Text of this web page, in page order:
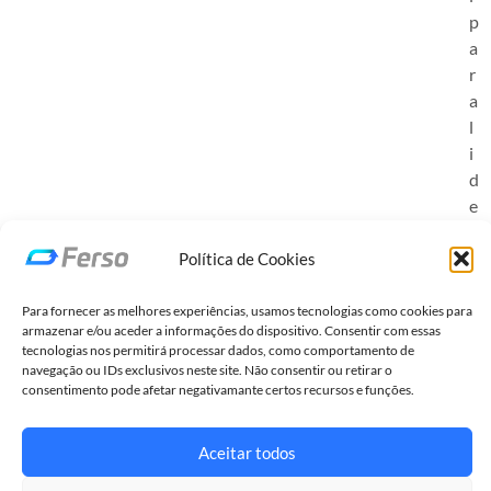
Política de Cookies
Para fornecer as melhores experiências, usamos tecnologias como cookies para
armazenar e/ou aceder a informações do dispositivo. Consentir com essas
tecnologias nos permitirá processar dados, como comportamento de
navegação ou IDs exclusivos neste site. Não consentir ou retirar o
consentimento pode afetar negativamante certos recursos e funções.
Aceitar todos
p
a
r
a
l
i
d
e
a
a
i